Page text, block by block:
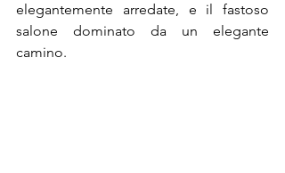
elegantemente arredate, e il fastoso
salone dominato da un elegante
camino.